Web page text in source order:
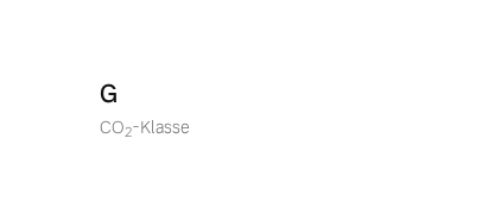
G
CO2-Klasse